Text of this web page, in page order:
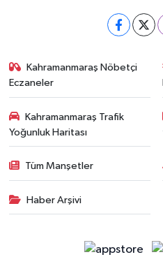
Kahramanmaraş Nöbetçi
Eczaneler
Kahramanmaraş Trafik
Yoğunluk Haritası
Tüm Manşetler
Haber Arşivi